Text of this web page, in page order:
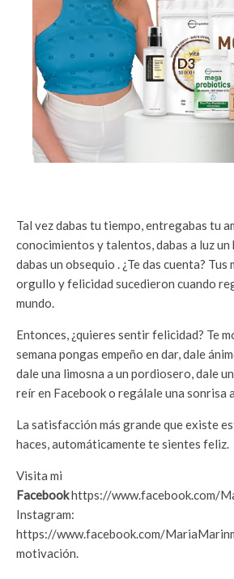
Tal vez dabas tu tiempo, entregabas tu
conocimientos y talentos, dabas a luz
dabas un obsequio . ¿Te das cuenta? Tus
orgullo y felicidad sucedieron cuando
mundo.
Entonces, ¿quieres sentir felicidad? Te
semana pongas empeño en dar, dale
dale una limosna a un pordiosero, dale
reír en Facebook o regálale una sonrisa
La satisfacción más grande que existe
haces, automáticamente te sientes feliz.
Visita mi
Facebookhttps://www.facebook.com/
Instagram:
https://www.facebook.com/
motivación.